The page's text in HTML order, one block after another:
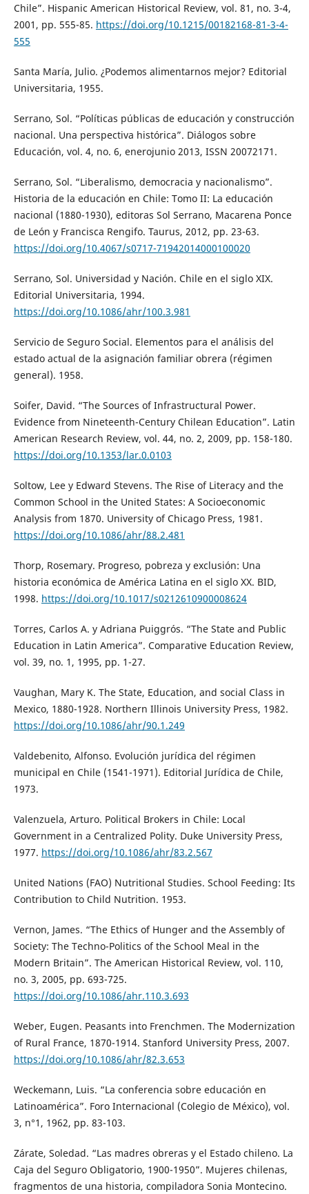
Chile”. Hispanic American Historical Review, vol. 81, no. 3-4,
2001, pp. 555-85. https://doi.org/10.1215/00182168-81-3-4-
555
Santa María, Julio. ¿Podemos alimentarnos mejor? Editorial
Universitaria, 1955.
Serrano, Sol. “Políticas públicas de educación y construcción
nacional. Una perspectiva histórica”. Diálogos sobre
Educación, vol. 4, no. 6, enerojunio 2013, ISSN 20072171.
Serrano, Sol. “Liberalismo, democracia y nacionalismo”.
Historia de la educación en Chile: Tomo II: La educación
nacional (1880-1930), editoras Sol Serrano, Macarena Ponce
de León y Francisca Rengifo. Taurus, 2012, pp. 23-63.
https://doi.org/10.4067/s0717-71942014000100020
Serrano, Sol. Universidad y Nación. Chile en el siglo XIX.
Editorial Universitaria, 1994.
https://doi.org/10.1086/ahr/100.3.981
Servicio de Seguro Social. Elementos para el análisis del
estado actual de la asignación familiar obrera (régimen
general). 1958.
Soifer, David. “The Sources of Infrastructural Power.
Evidence from Nineteenth-Century Chilean Education”. Latin
American Research Review, vol. 44, no. 2, 2009, pp. 158-180.
https://doi.org/10.1353/lar.0.0103
Soltow, Lee y Edward Stevens. The Rise of Literacy and the
Common School in the United States: A Socioeconomic
Analysis from 1870. University of Chicago Press, 1981.
https://doi.org/10.1086/ahr/88.2.481
Thorp, Rosemary. Progreso, pobreza y exclusión: Una
historia económica de América Latina en el siglo XX. BID,
1998. https://doi.org/10.1017/s0212610900008624
Torres, Carlos A. y Adriana Puiggrós. “The State and Public
Education in Latin America”. Comparative Education Review,
vol. 39, no. 1, 1995, pp. 1-27.
Vaughan, Mary K. The State, Education, and social Class in
Mexico, 1880-1928. Northern Illinois University Press, 1982.
https://doi.org/10.1086/ahr/90.1.249
Valdebenito, Alfonso. Evolución jurídica del régimen
municipal en Chile (1541-1971). Editorial Jurídica de Chile,
1973.
Valenzuela, Arturo. Political Brokers in Chile: Local
Government in a Centralized Polity. Duke University Press,
1977. https://doi.org/10.1086/ahr/83.2.567
United Nations (FAO) Nutritional Studies. School Feeding: Its
Contribution to Child Nutrition. 1953.
Vernon, James. “The Ethics of Hunger and the Assembly of
Society: The Techno-Politics of the School Meal in the
Modern Britain”. The American Historical Review, vol. 110,
no. 3, 2005, pp. 693-725.
https://doi.org/10.1086/ahr.110.3.693
Weber, Eugen. Peasants into Frenchmen. The Modernization
of Rural France, 1870-1914. Stanford University Press, 2007.
https://doi.org/10.1086/ahr/82.3.653
Weckemann, Luis. “La conferencia sobre educación en
Latinoamérica”. Foro Internacional (Colegio de México), vol.
3, n°1, 1962, pp. 83-103.
Zárate, Soledad. “Las madres obreras y el Estado chileno. La
Caja del Seguro Obligatorio, 1900-1950”. Mujeres chilenas,
fragmentos de una historia, compiladora Sonia Montecino.